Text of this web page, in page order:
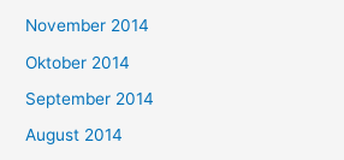
November 2014
Oktober 2014
September 2014
August 2014